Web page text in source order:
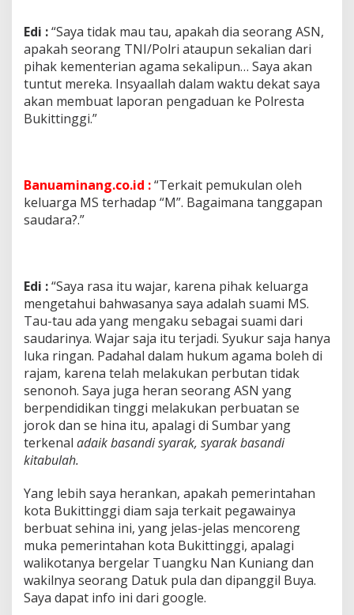
Edi :“Saya tidak mau tau, apakah dia seorang ASN,
apakah seorang TNI/Polri ataupun sekalian dari
pihak kementerian agama sekalipun… Saya akan
tuntut mereka. Insyaallah dalam waktu dekat saya
akan membuat laporan pengaduan ke Polresta
Bukittinggi.”
Banuaminang.co.id :“Terkait pemukulan oleh
keluarga MS terhadap “M”. Bagaimana tanggapan
saudara?.”
Edi :“Saya rasa itu wajar, karena pihak keluarga
mengetahui bahwasanya saya adalah suami MS.
Tau-tau ada yang mengaku sebagai suami dari
saudarinya. Wajar saja itu terjadi. Syukur saja hanya
luka ringan. Padahal dalam hukum agama boleh di
rajam, karena telah melakukan perbutan tidak
senonoh. Saya juga heran seorang ASN yang
berpendidikan tinggi melakukan perbuatan se
jorok dan se hina itu, apalagi di Sumbar yang
terkenal adaik basandi syarak, syarak basandi
kitabulah.
Yang lebih saya herankan, apakah pemerintahan
kota Bukittinggi diam saja terkait pegawainya
berbuat sehina ini, yang jelas-jelas mencoreng
muka pemerintahan kota Bukittinggi, apalagi
walikotanya bergelar Tuangku Nan Kuniang dan
wakilnya seorang Datuk pula dan dipanggil Buya.
Saya dapat info ini dari google.